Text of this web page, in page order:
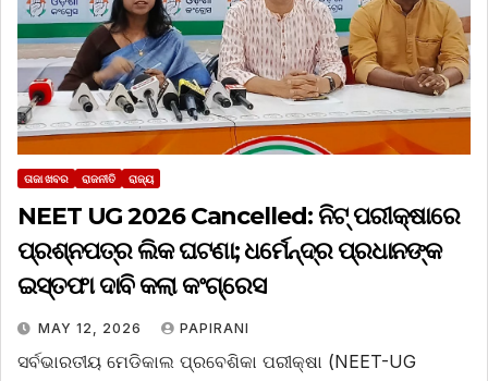
ତାଜା ଖବର ରାଜନୀତି ରାଜ୍ୟ
NEET UG 2026 Cancelled: ନିଟ୍ ପରୀକ୍ଷାରେ
ପ୍ରଶ୍ନପତ୍ର ଲିକ ଘଟଣା; ଧର୍ମେନ୍ଦ୍ର ପ୍ରଧାନଙ୍କ
ଇସ୍ତଫା ଦାବି କଲା କଂଗ୍ରେସ
MAY 12, 2026 PAPIRANI
ସର୍ବଭାରତୀୟ ମେଡିକାଲ ପ୍ରବେଶିକା ପରୀକ୍ଷା (NEET-UG